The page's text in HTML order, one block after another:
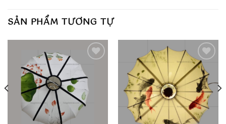
SẢN PHẨM TƯƠNG TỰ
Add to
wishlist
Add to
wishlist